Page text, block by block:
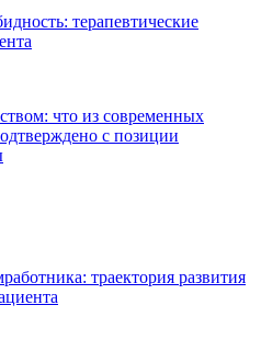
терапевтические
что из современных
с позиции
траектория развития